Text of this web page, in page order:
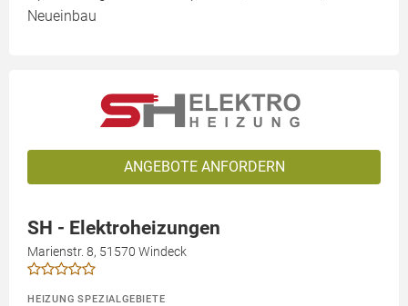
Neueinbau
ANGEBOTE ANFORDERN
SH - Elektroheizungen
Marienstr. 8, 51570 Windeck
HEIZUNG SPEZIALGEBIETE